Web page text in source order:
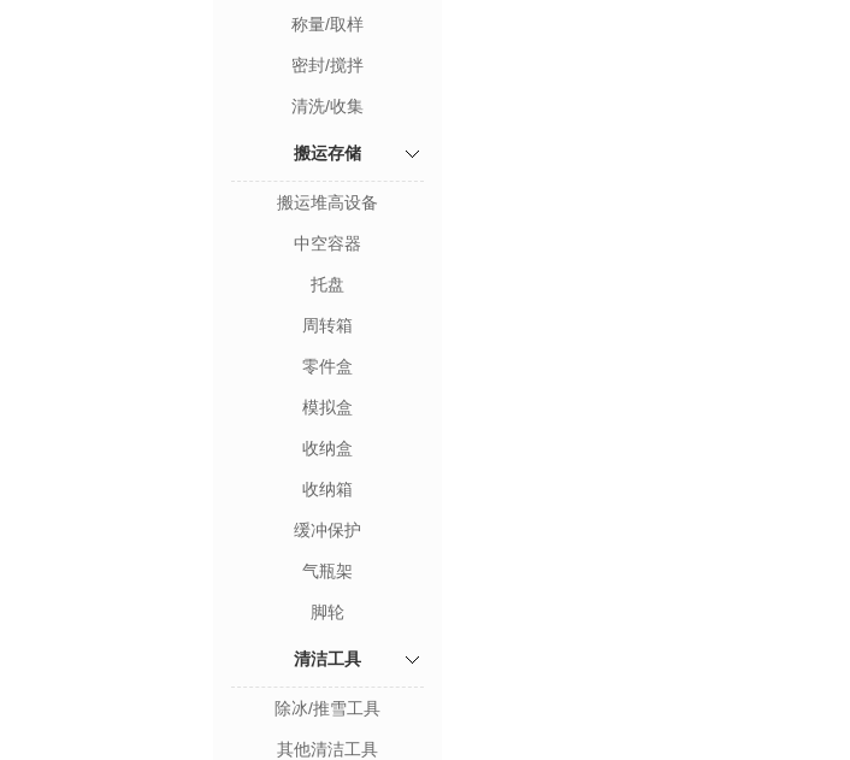
称量/取样
密封/搅拌
清洗/收集
搬运存储
搬运堆高设备
中空容器
托盘
周转箱
零件盒
模拟盒
收纳盒
收纳箱
缓冲保护
气瓶架
脚轮
清洁工具
除冰/推雪工具
其他清洁工具